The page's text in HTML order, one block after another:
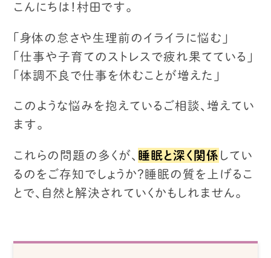
こんにちは！村田です。
「身体の怠さや生理前のイライラに悩む」
「仕事や子育てのストレスで疲れ果てている」
「体調不良で仕事を休むことが増えた」
このような悩みを抱えているご相談、増えてい
ます。
これらの問題の多くが、 睡眠と深く関係 してい
るのをご存知でしょうか？睡眠の質を上げるこ
とで、自然と解決されていくかもしれません。